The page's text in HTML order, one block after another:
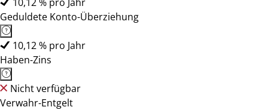
Geduldete Konto-Überziehung
10,12 % pro Jahr
Haben-Zins
Nicht verfügbar
Verwahr-Entgelt